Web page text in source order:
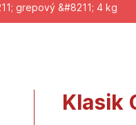
grepový &#8211; 4 kg
Klasik